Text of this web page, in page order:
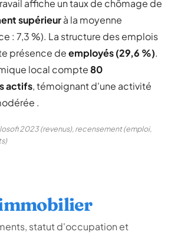
affiche un taux de chômage de
supérieurà la moyenne
: 7,3 %). La structure des emplois
présence deemployés (29,6 %).
local compte80
actifs, témoignant d'une activité
.
2023 (revenus), recensement (emploi,
statut d'occupation et